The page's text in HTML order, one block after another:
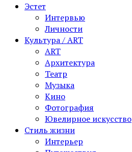
Эстет
Интервью
Личности
Культура / ART
ART
Архитектура
Театр
Музыка
Кино
Фотография
Ювелирное искусство
Стиль жизни
Интерьер